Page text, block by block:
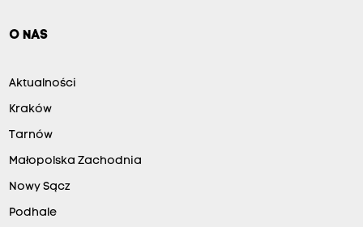
O NAS
Aktualności
Kraków
Tarnów
Małopolska Zachodnia
Nowy Sącz
Podhale